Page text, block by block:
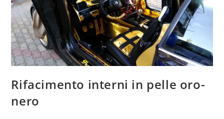
Rifacimento interni in pelle oro-
nero